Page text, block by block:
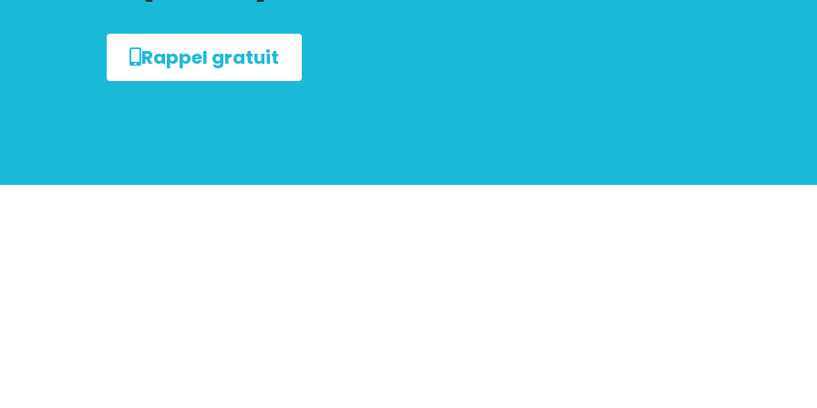
Rappel gratuit